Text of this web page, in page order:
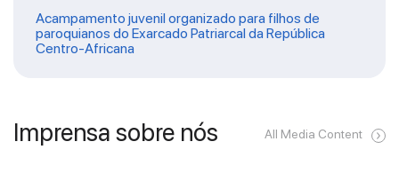
Acampamento juvenil organizado para filhos de
paroquianos do Exarcado Patriarcal da República
Centro-Africana
Imprensa sobre nós All Media Content